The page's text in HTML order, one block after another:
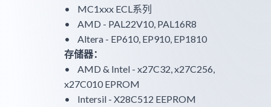
• MC1xxx ECL系列
• AMD - PAL22V10, PAL16R8
• Altera - EP610, EP910, EP1810
存储器：
• AMD & Intel - x27C32, x27C256,
x27C010 EPROM
• Intersil - X28C512 EEPROM